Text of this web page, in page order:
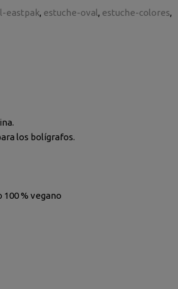
eastpak estuche-oval
estuche-colores
los bolígrafos.
% vegano